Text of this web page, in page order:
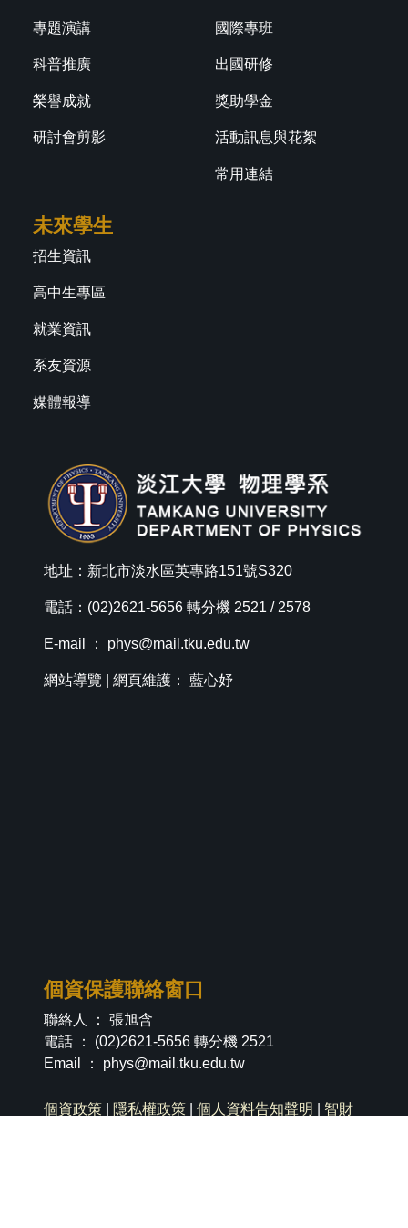
專題演講
科普推廣
榮譽成就
研討會剪影
國際專班
出國研修
獎助學金
活動訊息與花絮
常用連結
未來學生
招生資訊
高中生專區
就業資訊
系友資源
媒體報導
地址：新北市淡水區英專路151號S320
電話：(02)2621-5656 轉分機 2521 / 2578
E-mail ： phys@mail.tku.edu.tw
網站導覽 | 網頁維護： 藍心妤
個資保護聯絡窗口
聯絡人 ： 張旭含
電話 ： (02)2621-5656 轉分機 2521
Email ： phys@mail.tku.edu.tw
個資政策 隱私權政策 個人資料告知聲明
智財